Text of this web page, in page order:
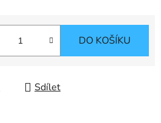
DO KOŠÍKU
Sdílet